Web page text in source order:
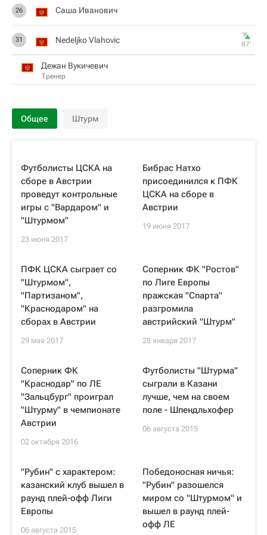
26 Саша Иванович
31 Nedeljko Vlahovic 87‎’‎
Дежан Вукичевич
Тренер
Общее Штурм
Футболисты ЦСКА на
сборе в Австрии
проведут контрольные
игры с "Вардаром" и
"Штурмом"
23 июня 2017
Бибрас Натхо
присоединился к ПФК
ЦСКА на сборе в
Австрии
19 июня 2017
ПФК ЦСКА сыграет со
"Штурмом",
"Партизаном",
"Краснодаром" на
сборах в Австрии
29 мая 2017
Соперник ФК "Ростов"
по Лиге Европы
пражская "Спарта"
разгромила
австрийский "Штурм"
28 января 2017
Соперник ФК
"Краснодар" по ЛЕ
"Зальцбург" проиграл
"Штурму" в чемпионате
Австрии
02 октября 2016
Футболисты "Штурма"
сыграли в Казани
лучше, чем на своем
поле - Шпендльхофер
06 августа 2015
"Рубин" с характером:
казанский клуб вышел в
раунд плей-офф Лиги
Европы
06 августа 2015
Победоносная ничья:
"Рубин" разошелся
миром со "Штурмом" и
вышел в раунд плей-
офф ЛЕ